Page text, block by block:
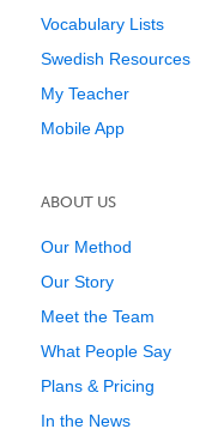
Vocabulary Lists
Swedish Resources
My Teacher
Mobile App
ABOUT US
Our Method
Our Story
Meet the Team
What People Say
Plans & Pricing
In the News